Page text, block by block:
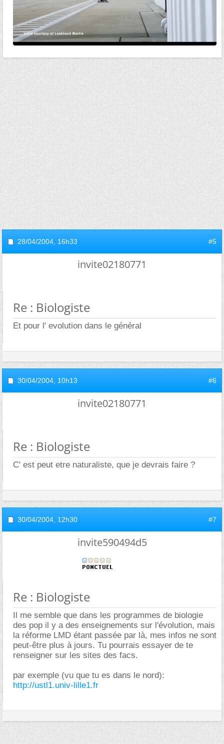
28/04/2004, 16h33 #5
invite02180771
Re : Biologiste
Et pour l' evolution dans le général
30/04/2004, 10h13 #6
invite02180771
Re : Biologiste
C' est peut etre naturaliste, que je devrais faire ?
30/04/2004, 12h30 #7
invite590494d5
Re : Biologiste
Il me semble que dans les programmes de biologie
des pop il y a des enseignements sur l'évolution, mais
la réforme LMD étant passée par là, mes infos ne sont
peut-être plus à jours. Tu pourrais essayer de te
renseigner sur les sites des facs.
par exemple (vu que tu es dans le nord):
http://ustl1.univ-lille1.fr